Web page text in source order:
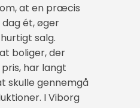
at en præcis
ét, øger
salg.
boliger, der
har langt
skulle gennemgå
I Viborg